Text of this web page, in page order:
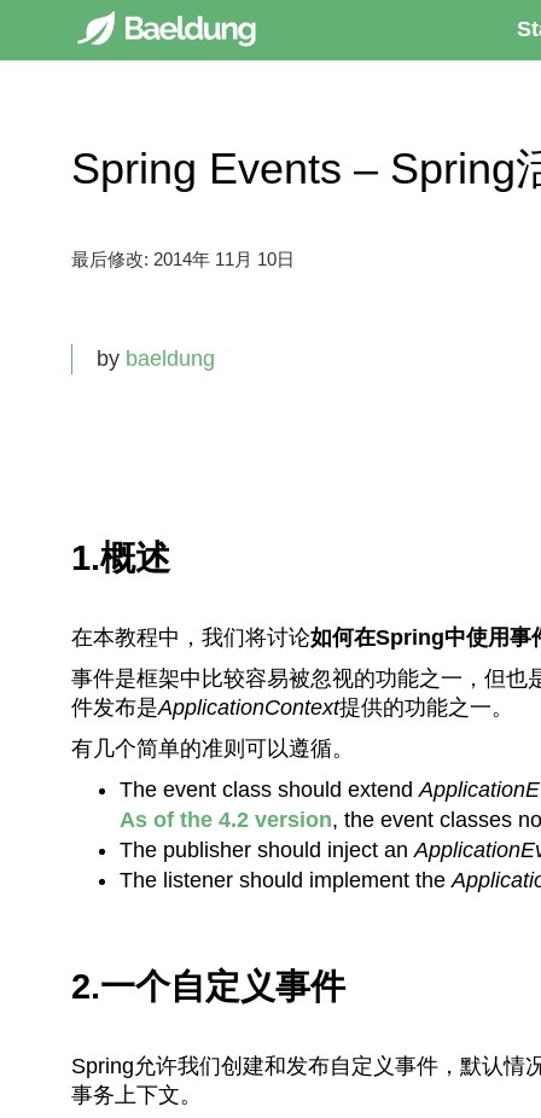
Spring Events – Spring
最后修改: 2014年 11月 10日
by baeldung
1.概述
在本教程中，我们将讨论如何在Spring中使用事
事件是框架中比较容易被忽视的功能之一，但
件发布是ApplicationContext提供的功能之一。
有几个简单的准则可以遵循。
The event class should extend
As of the 4.2 version, the event classes
The publisher should inject an
The listener should implement the
2.一个自定义事件
Spring允许我们创建和发布自定义事件，默认情
事务上下文。